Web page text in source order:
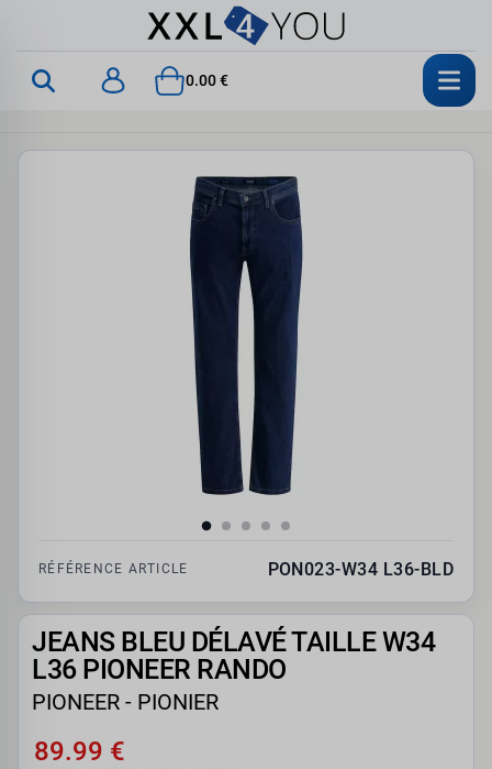
0.00 €
RÉFÉRENCE ARTICLE PON023-W34 L36-BLD
JEANS BLEU DÉLAVÉ TAILLE W34
L36 PIONEER RANDO
PIONEER - PIONIER
89.99 €